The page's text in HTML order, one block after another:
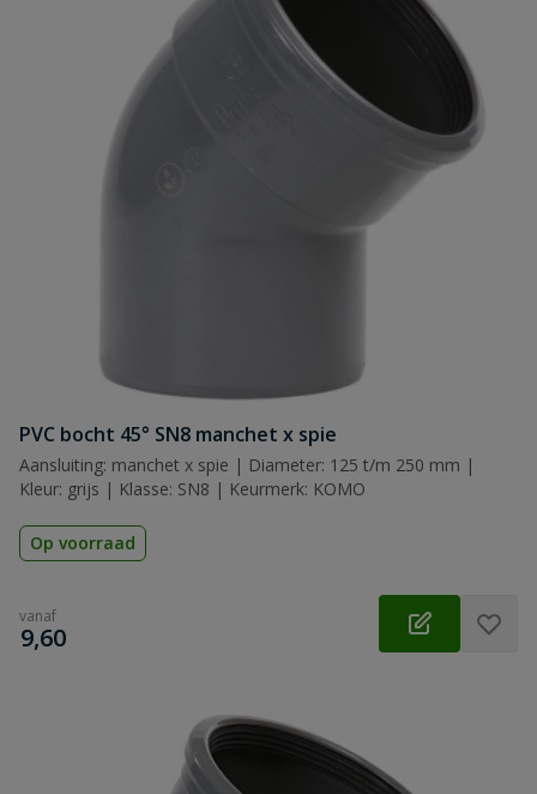
PVC bocht 45° SN8 manchet x spie
Aansluiting: manchet x spie | Diameter: 125 t/m 250 mm |
Kleur: grijs | Klasse: SN8 | Keurmerk: KOMO
Op voorraad
vanaf
€
9,60